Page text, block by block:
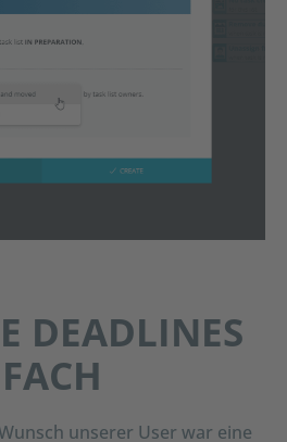
DEADLINES
unserer User war eine